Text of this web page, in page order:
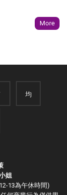
More
均
姐
13為午休時間)